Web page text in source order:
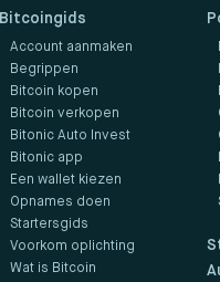
Bitcoingids
Account aanmaken
Begrippen
Bitcoin kopen
Bitcoin verkopen
Bitonic Auto Invest
Bitonic app
Een wallet kiezen
Opnames doen
Startersgids
Voorkom oplichting
Wat is Bitcoin